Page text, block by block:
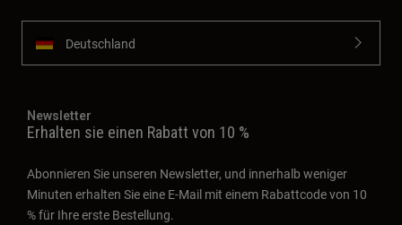
Deutschland
Newsletter
Erhalten sie einen Rabatt von 10 %
Abonnieren Sie unseren Newsletter, und innerhalb weniger
Minuten erhalten Sie eine E-Mail mit einem Rabattcode von 10
% für Ihre erste Bestellung.